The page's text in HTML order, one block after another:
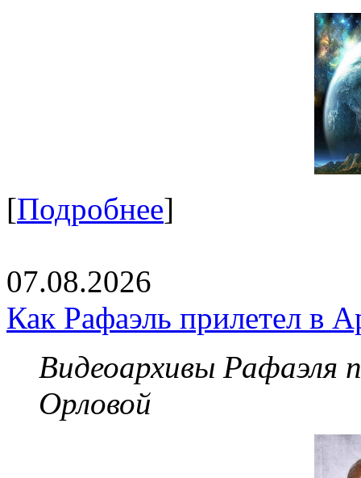
[Подробнее]
07.08.2026
Как Рафаэль прилетел в
Видеоархивы Рафаэля
Орловой